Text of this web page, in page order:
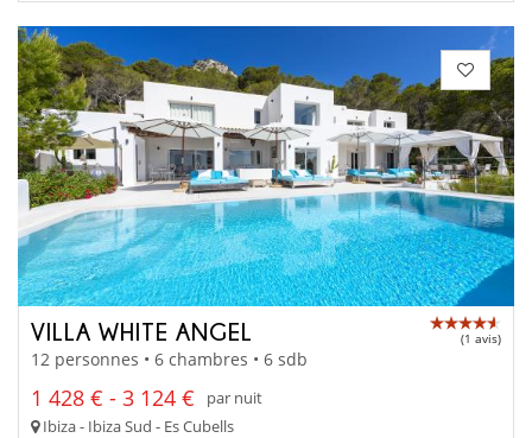
VILLA WHITE ANGEL (1 avis)
12 personnes • 6 chambres • 6 sdb
1 428 € - 3 124 €
par nuit
Ibiza - Ibiza Sud - Es Cubells